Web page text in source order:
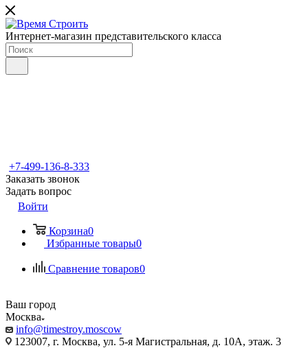
Интернет-магазин представительского класса
+7-499-136-8-333
Заказать звонок
Задать вопрос
Войти
Корзина0
Избранные товары0
Сравнение товаров0
Ваш город
Москва
info@timestroy.moscow
123007, г. Москва, ул. 5-я Магистральная, д. 10А, этаж. 3